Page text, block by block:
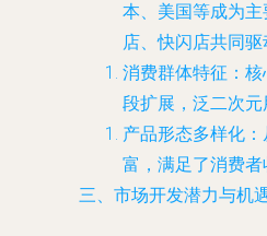
本、美国等成为
店、快闪店共同驱
消费群体特征：
段扩展，泛二次元
产品形态多样化
富，满足了消费者
三、市场开发潜力与机